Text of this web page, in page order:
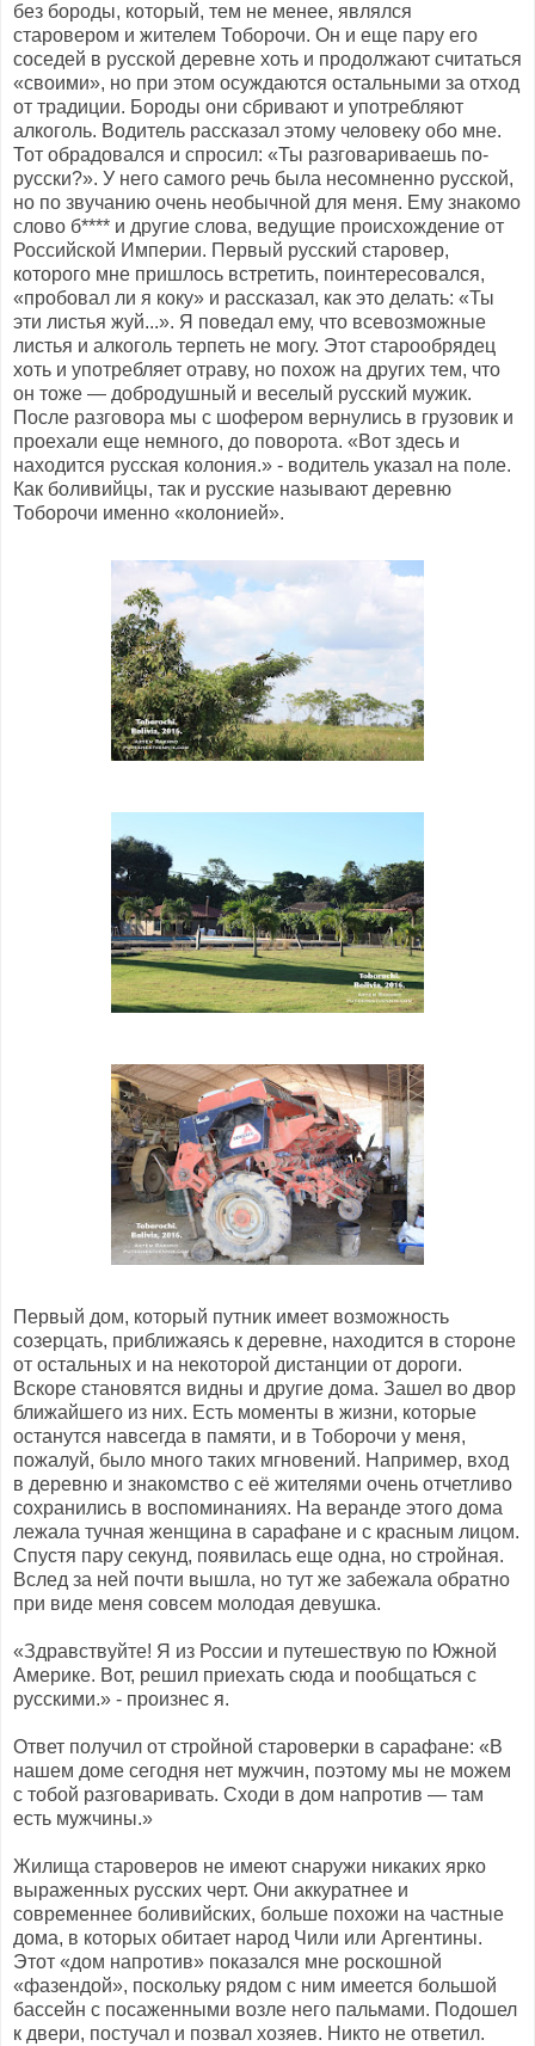
без бороды, который, тем не менее, являлся
старовером и жителем Тоборочи. Он и еще пару его
соседей в русской деревне хоть и продолжают считаться
«своими», но при этом осуждаются остальными за отход
от традиции. Бороды они сбривают и употребляют
алкоголь. Водитель рассказал этому человеку обо мне.
Тот обрадовался и спросил: «Ты разговариваешь по-
русски?». У него самого речь была несомненно русской,
но по звучанию очень необычной для меня. Ему знакомо
слово б**** и другие слова, ведущие происхождение от
Российской Империи. Первый русский старовер,
которого мне пришлось встретить, поинтересовался,
«пробовал ли я коку» и рассказал, как это делать: «Ты
эти листья жуй...». Я поведал ему, что всевозможные
листья и алкоголь терпеть не могу. Этот старообрядец
хоть и употребляет отраву, но похож на других тем, что
он тоже — добродушный и веселый русский мужик.
После разговора мы с шофером вернулись в грузовик и
проехали еще немного, до поворота. «Вот здесь и
находится русская колония.» - водитель указал на поле.
Как боливийцы, так и русские называют деревню
Тоборочи именно «колонией».
Первый дом, который путник имеет возможность
созерцать, приближаясь к деревне, находится в стороне
от остальных и на некоторой дистанции от дороги.
Вскоре становятся видны и другие дома. Зашел во двор
ближайшего из них. Есть моменты в жизни, которые
останутся навсегда в памяти, и в Тоборочи у меня,
пожалуй, было много таких мгновений. Например, вход
в деревню и знакомство с её жителями очень отчетливо
сохранились в воспоминаниях. На веранде этого дома
лежала тучная женщина в сарафане и с красным лицом.
Спустя пару секунд, появилась еще одна, но стройная.
Вслед за ней почти вышла, но тут же забежала обратно
при виде меня совсем молодая девушка.
«Здравствуйте! Я из России и путешествую по Южной
Америке. Вот, решил приехать сюда и пообщаться с
русскими.» - произнес я.
Ответ получил от стройной староверки в сарафане: «В
нашем доме сегодня нет мужчин, поэтому мы не можем
с тобой разговаривать. Сходи в дом напротив — там
есть мужчины.»
Жилища староверов не имеют снаружи никаких ярко
выраженных русских черт. Они аккуратнее и
современнее боливийских, больше похожи на частные
дома, в которых обитает народ Чили или Аргентины.
Этот «дом напротив» показался мне роскошной
«фазендой», поскольку рядом с ним имеется большой
бассейн с посаженными возле него пальмами. Подошел
к двери, постучал и позвал хозяев. Никто не ответил.